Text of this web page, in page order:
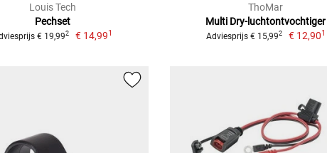
Louis Tech
Pechset
€ 19,992 € 14,991
ThoMar
Multi Dry-luchtontvochtiger
Adviesprijs € 15,992 € 12,901